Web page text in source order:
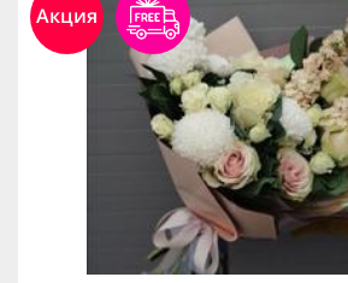
Акция